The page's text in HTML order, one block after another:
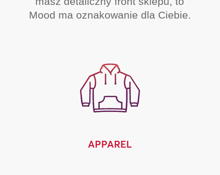
Mood ma oznakowanie dla Ciebie.
APPAREL